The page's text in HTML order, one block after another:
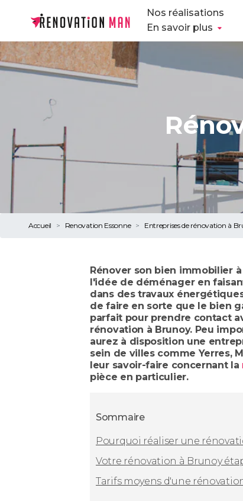
Nos réalisations
En savoir plus
Accueil Renovation Essonne Entreprises de rénovation à
Rénover son bien immobilier
l'idée de déménager en
dans des travaux
de faire en sorte que le bien
parfait pour prendre contact
rénovation à Brunoy. Peu
aurez à disposition une
sein de villes comme Yerres,
leur savoir-faire concernant la
pièce en particulier.
Sommaire
Pourquoi réaliser une
Votre rénovation à Brunoy
Tarifs moyens d'une